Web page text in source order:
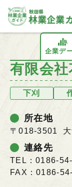
企業デ
有限会
下刈
所在地
〒018-3501 大
連絡先
TEL：0186-
FAX：0186-